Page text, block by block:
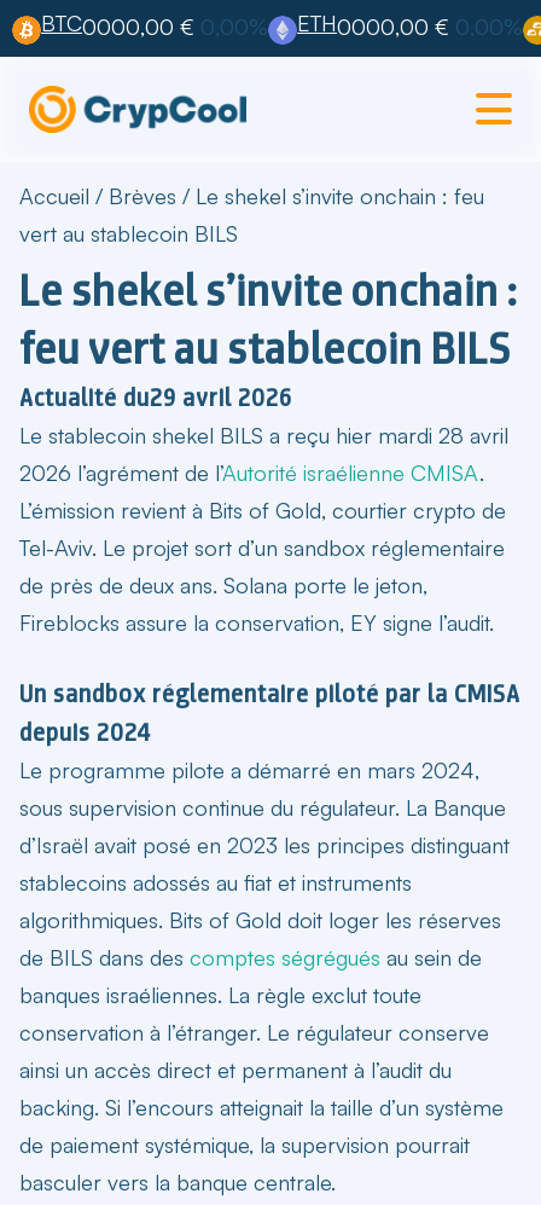
BTC0000,00 € 0,00% ETH0000,00 € 0,00%
Accueil / Brèves / Le shekel s’invite onchain : feu
vert au stablecoin BILS
Le shekel s’invite onchain :
feu vert au stablecoin BILS
Actualité du29 avril 2026
Le stablecoin shekel BILS a reçu hier mardi 28 avril
2026 l’agrément de l’Autorité israélienne CMISA.
L’émission revient à Bits of Gold, courtier crypto de
Tel-Aviv. Le projet sort d’un sandbox réglementaire
de près de deux ans. Solana porte le jeton,
Fireblocks assure la conservation, EY signe l’audit.
Un sandbox réglementaire piloté par la CMISA
depuis 2024
Le programme pilote a démarré en mars 2024,
sous supervision continue du régulateur. La Banque
d’Israël avait posé en 2023 les principes distinguant
stablecoins adossés au fiat et instruments
algorithmiques. Bits of Gold doit loger les réserves
de BILS dans des comptes ségrégués au sein de
banques israéliennes. La règle exclut toute
conservation à l’étranger. Le régulateur conserve
ainsi un accès direct et permanent à l’audit du
backing. Si l’encours atteignait la taille d’un système
de paiement systémique, la supervision pourrait
basculer vers la banque centrale.